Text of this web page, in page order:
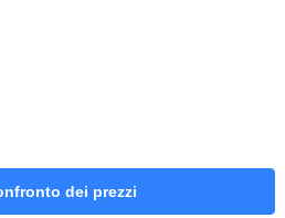
dei prezzi